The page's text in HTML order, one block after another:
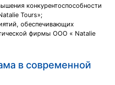
конкурентоспособности
Tours»;
обеспечивающих
фирмы ООО « Natalie
в современной